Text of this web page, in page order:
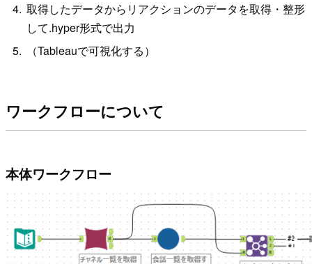
取得したデータからリアクションのデータを取得・整形
して.hyper形式で出力
（Tableauで可視化する）
ワークフローについて
本体ワークフロー